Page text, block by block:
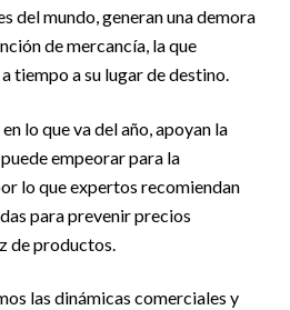
del mundo, generan una demora
de mercancía, la que
tiempo a su lugar de destino.
lo que va del año, apoyan la
empeorar para la
lo que expertos recomiendan
para prevenir precios
de productos.
las dinámicas comerciales y